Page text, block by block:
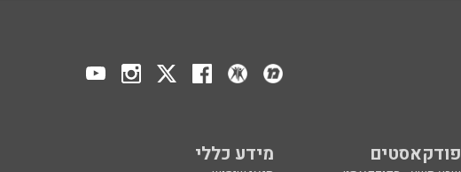
פודקאסטים מידע כללי